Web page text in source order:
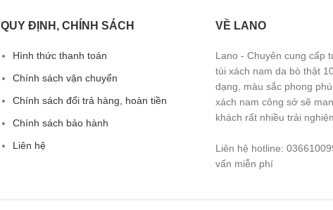
QUY ĐỊNH, CHÍNH SÁCH
Hình thức thanh toán
Chính sách vận chuyển
Chính sách đổi trả hàng, hoàn tiền
Chính sách bảo hành
Liên hệ
VỀ LANO
Lano - Chuyên cung cấp
túi xách nam da bò thật
dạng, màu sắc phong
xách nam công sở sẽ
khách rất nhiều trải
Liên hệ hotline:
vấn miễn phí